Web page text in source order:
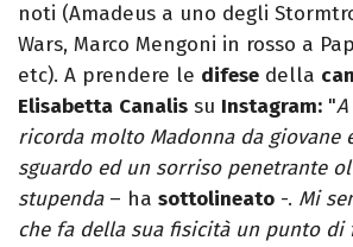
noti (Amadeus a uno degli
Wars, Marco Mengoni in rosso a
etc). A prendere le difese della
Elisabetta Canalis su Instagram: "
ricorda molto Madonna da giovane
sguardo ed un sorriso penetrante
stupenda– ha sottolineato -. Mi
che fa della sua fisicità un punto di